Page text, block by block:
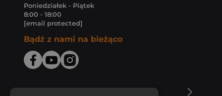
Poniedziałek - Piątek
8:00 - 18:00
[email protected]
Bądź z nami na bieżąco